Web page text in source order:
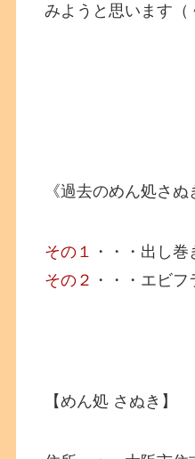
みようと思います（
《過去のめん処さぬ
その１ ・・・出し巻
その２ ・・・エビ
【めん処 さぬき】